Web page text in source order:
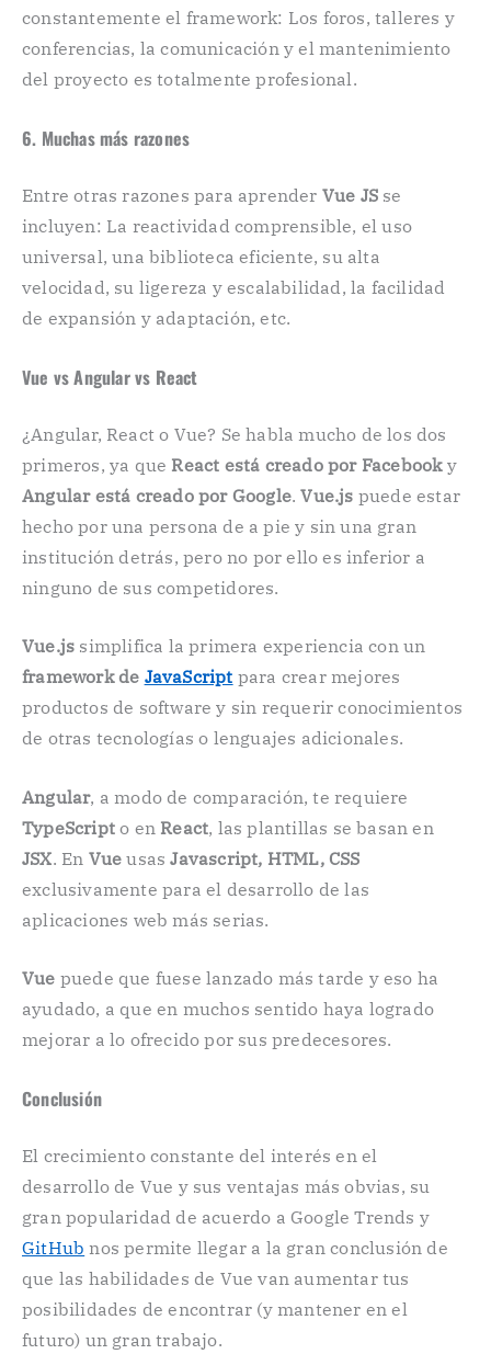
constantemente el framework: Los foros, talleres y
conferencias, la comunicación y el mantenimiento
del proyecto es totalmente profesional.
6. Muchas más razones
Entre otras razones para aprender Vue JS se
incluyen: La reactividad comprensible, el uso
universal, una biblioteca eficiente, su alta
velocidad, su ligereza y escalabilidad, la facilidad
de expansión y adaptación, etc.
Vue vs Angular vs React
¿Angular, React o Vue? Se habla mucho de los dos
primeros, ya que React está creado por Facebooky
Angular está creado por Google.Vue.js puede estar
hecho por una persona de a pie y sin una gran
institución detrás, pero no por ello es inferior a
ninguno de sus competidores.
Vue.js simplifica la primera experiencia con un
framework de JavaScript para crear mejores
productos de software y sin requerir conocimientos
de otras tecnologías o lenguajes adicionales.
Angular, a modo de comparación, te requiere
TypeScript o en React, las plantillas se basan en
JSX. En Vue usasJavascript, HTML, CSS
exclusivamente para el desarrollo de las
aplicaciones web más serias.
Vue puede que fuese lanzado más tarde y eso ha
ayudado, a que en muchos sentido haya logrado
mejorar a lo ofrecido por sus predecesores.
Conclusión
El crecimiento constante del interés en el
desarrollo de Vue y sus ventajas más obvias, su
gran popularidad de acuerdo a Google Trends y
GitHub nos permite llegar a la gran conclusión de
que las habilidades de Vue van aumentar tus
posibilidades de encontrar (y mantener en el
futuro) un gran trabajo.